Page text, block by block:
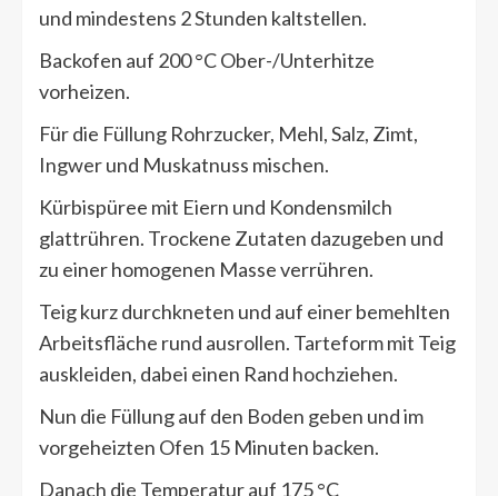
und mindestens 2 Stunden kaltstellen.
Backofen auf 200 °C Ober-/Unterhitze
vorheizen.
Für die Füllung Rohrzucker, Mehl, Salz, Zimt,
Ingwer und Muskatnuss mischen.
Kürbispüree mit Eiern und Kondensmilch
glattrühren. Trockene Zutaten dazugeben und
zu einer homogenen Masse verrühren.
Teig kurz durchkneten und auf einer bemehlten
Arbeitsfläche rund ausrollen. Tarteform mit Teig
auskleiden, dabei einen Rand hochziehen.
Nun die Füllung auf den Boden geben und im
vorgeheizten Ofen 15 Minuten backen.
Danach die Temperatur auf 175 °C